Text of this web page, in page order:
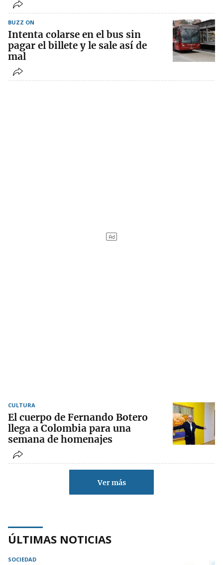
BUZZ ON
Intenta colarse en el bus sin
pagar el billete y le sale así de
mal
CULTURA
El cuerpo de Fernando Botero
llega a Colombia para una
semana de homenajes
Ver más
ÚLTIMAS NOTICIAS
SOCIEDAD